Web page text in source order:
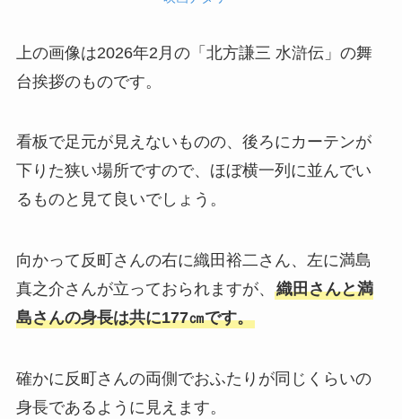
上の画像は2026年2月の「北方謙三 水滸伝」の舞
台挨拶のものです。
看板で足元が見えないものの、後ろにカーテンが
下りた狭い場所ですので、ほぼ横一列に並んでい
るものと見て良いでしょう。
向かって反町さんの右に織田裕二さん、左に満島
真之介さんが立っておられますが、 織田さんと満
島さんの身長は共に177㎝です。
確かに反町さんの両側でおふたりが同じくらいの
身長であるように見えます。